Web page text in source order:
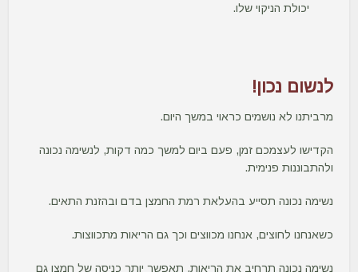
יכולת הניקוי שלו.
לנשום נכון!
מרביתנו לא נושמים כראוי במשך היום.
הקדישו לעצמכם זמן, פעם ביום למשך כמה דקות, לנשימה נכונה
ולהתבוננות פנימית.
נשימה נכונה תסייע בהעלאת רמת החמצן בדם ובהזנת התאים.
כשאנחנו לחוצים, אנחנו מכווצים וכך גם הריאות מתכווצות.
נשימה נכונה תרחיב את הריאות, תאפשר יותר כניסה של חמצן גם